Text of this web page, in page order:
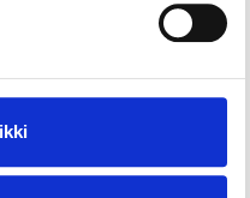
Vehoniemen